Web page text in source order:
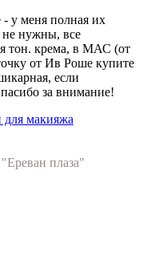
у меня полная их
не нужны, все
тон. крема, в МАС (от
от Ив Роше купите
если
за внимание!
для макияжа
плаза"